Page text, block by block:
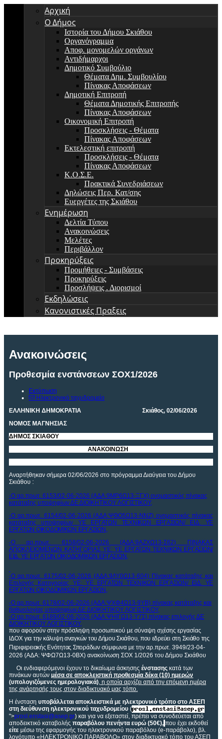
Αρχική
Ο Δήμος
Ιστορία του Δήμου Σκιάθου
Οργανόγραμμα
Αποφ. μονομελών οργάνων
Αντιδήμαρχοι
Δημοτικό Συμβούλιο
Θέματα Δημ. Συμβουλίου
Πίνακας Αποφάσεων
Δημοτική Επιτροπή
Θέματα Δημοτικής Επιτροπής
Πίνακας Αποφάσεων
Οικονομική Επιτροπή
Προσκλήσεις - Θέματα
Πίνακας Αποφάσεων
Εκτελεστική επιτροπή
Προσκλήσεις - Θέματα
Πίνακας Αποφάσεων
Κ.Ο.Σ.Ε.
Πρακτικά Συνεδριάσεων
Δηλώσεις Περ. Κατ/σης
Ευεργέτες της Σκιάθου
Ενημέρωση
Δελτία Τύπου
Ανακοινώσεις
Μελέτες
Περιβάλλον
Προκηρύξεις
Προμήθειες - Συμβάσεις
Προκηρύξεις
Προσλήψεις . Διορισμοί
Εκδηλώσεις
Κανονιστικές Πραξεις
Ανακοινώσεις
Προθεσμία ενστάνσεων ΣΟΧ1/2026
Εκτύπωση
Ηλεκτρονικό ταχυδρομείο
ΕΛΛΗΝΙΚΗ ΔΗΜΟΚΡΑΤΙΑ Σκιάθος, 02/06/2026
ΝΟΜOΣ ΜΑΓΝΗΣΙΑΣ
ΔΗΜΟΣ ΣΚΙΑΘΟΥ
ΑΝΑΚΟΙΝΩΣΗ
Αναρτήθηκαν σήμερα 02/06/2026 στο πρόγραμμα Διαύγεια του Δήμου
Σκιάθου :
-Ο αρ.πρωτ. 6153/02-06-2026 (ΑΔΑ:9ΜΡ6Ω13-ΞΓΧ) ονομαστικός πίνακας
κατάταξης υποψηφίων ΔΕ ΔΙΟΙΚΗΤΙΚΟΥ ΛΟΓΙΣΤΙΚΟΥ,
-Ο αρ.πρωτ. 6154/02-06-2026 (ΑΔΑ:ΨΘΟ5Ω13-ΝΝΖ) ονομαστικός πίνακας
κατάταξης υποψηφίων ΥΕ ΕΡΓΑΤΩΝ ΤΕΧΝΙΚΩΝ ΕΡΓΑΣΙΩΝ/ ΕΙΔ. ΥΕ
ΕΡΓΑΤΩΝ ΟΙΚΟΔΟΜΙΚΩΝ ΕΡΓΑΣΙΩΝ ,
-Ο αρ.πρωτ. 6158/02-06-2026 (ΑΔΑ:9ΑΖΧΩ13-Σ62) ΠΙΝΑΚΑΣ
ΑΠΟΚΛΕΙΟΜΕΝΩΝ ΚΑΤΗΓΟΡΙΑΣ ΥΕ:ΥΕ ΕΡΓΑΤΩΝ ΤΕΧΝΙΚΩΝ ΕΡΓΑΣΙΩΝ/
ΕΙΔ. ΥΕ ΕΡΓΑΤΩΝ ΟΙΚΟΔΟΜΙΚΩΝ ΕΡΓΑΣΙΩΝ,
-Ο αρ.πρωτ. 6175/02-06-2026 (ΑΔΑ:9ΛΥ0Ω13-604) Πίνακας κατάταξης και
Επιλογής Κατηγορίας ΥΕ:ΥΕ ΕΡΓΑΤΩΝ ΤΕΧΝΙΚΩΝ ΕΡΓΑΣΙΩΝ/ ΕΙΔ. ΥΕ
ΕΡΓΑΤΩΝ ΟΙΚΟΔΟΜΙΚΩΝ ΕΡΓΑΣΙΩΝ ,
-Ο αρ.πρωτ. 6178/02-06-2026 (ΑΔΑ:ΨΧΦ4Ω13-9ΥΒ) πίνακας κατάταξης και
βαθμολογίας υποψηφίων ΔΕ ΔΙΟΙΚΗΤΙΚΟΥ ΛΟΓΙΣΤΙΚΟΥ,
-Ο αρ.πρωτ. 6189/02-06-2026 (ΑΔΑ:ΨΗΙΓΩ13-Υ7Σ) πίνακας επιλογής ΔΕ
ΔΙΟΙΚΗΤΙΚΟΥ ΛΟΓΙΣΤΙΚΟΥ,
που αφορούν στην πρόσληψη προσωπικού με σύναψη σχέσης εργασίας
ΙΔΟΧ για την κάλυψη αναγκών του Δήμου Σκιάθου, που εδρεύει στη Σκιάθο της
Περιφερειακής Ενότητας Σποράδωνσύμφωνα με την αρ.πρωτ. 3949/23-04-
2026 (ΑΔΑ: ΨΦΩ7Ω13-0ΒΧ) ανακοίνωση ΣΟΧ 1/2026 του Δήμου Σκιάθου
Οι ενδιαφερόμενοι έχουν το δικαίωμα άσκησης ένστασης κατά των
πινάκων αυτών μέσα σε αποκλειστική προθεσμία δέκα (10) ημερών
(υπολογιζόμενες ημερολογιακά), η οποία αρχίζει από την επόμενη ημέρα
της ανάρτησής τους στον διαδικτυακό μας τόπο.
Η ένσταση υποβάλλεται αποκλειστικά με ηλεκτρονικό τρόπο στο ΑΣΕΠ
στη διεύθυνση ηλεκτρονικού ταχυδρομείου (
">prosl .enstasi@asep.gr) και για να εξεταστεί, πρέπει να συνοδεύεται από
αποδεικτικό καταβολής παραβόλου πενήντα ευρώ (50€), που έχει εκδοθεί
είτε μέσω της εφαρμογής του ηλεκτρονικού παραβόλου (e-παράβολο), βλ.
λογότυπο «ΗΛΕΚΤΡΟΝΙΚΟ ΠΑΡΑΒΟΛΟ» στον διαδικτυακό τόπο του ΑΣΕΠ